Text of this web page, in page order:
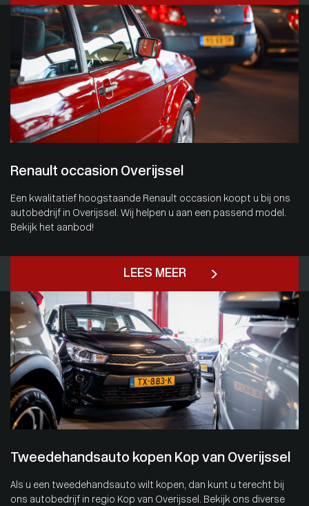
Renault occasion Overijssel
Een kwalitatief hoogstaande Renault occasion koopt u bij ons
autobedrijf in Overijssel. Wij helpen u aan een passend model.
Bekijk het aanbod!
LEES MEER
Tweedehandsauto kopen Kop van Overijssel
Als u een tweedehandsauto wilt kopen, dan kunt u terecht bij
ons autobedrijf in regio Kop van Overijssel. Bekijk ons diverse